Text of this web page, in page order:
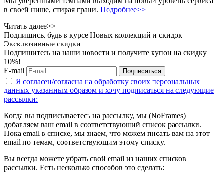
в своей нише, стирая грани. Подробнее>>
Читать далее>>
Подпишись, будь в курсе Новых коллекций и скидок
Эксклюзивные скидки
Подпишитесь на наши новости и получите купон на скидку
10%!
E-mail
Подписаться
Я согласен/согласна на обработку своих персональных
данных указанным образом и хочу подписаться на следующие
рассылки:
Когда вы подписываетесь на рассылку, мы (NoFrames)
добавляем ваш email в соответствующий список рассылки.
Пока email в списке, мы знаем, что можем писать вам на этот
email по темам, соответствующим этому списку.
Вы всегда можете убрать свой email из наших списков
рассылки. Есть несколько способов это сделать: